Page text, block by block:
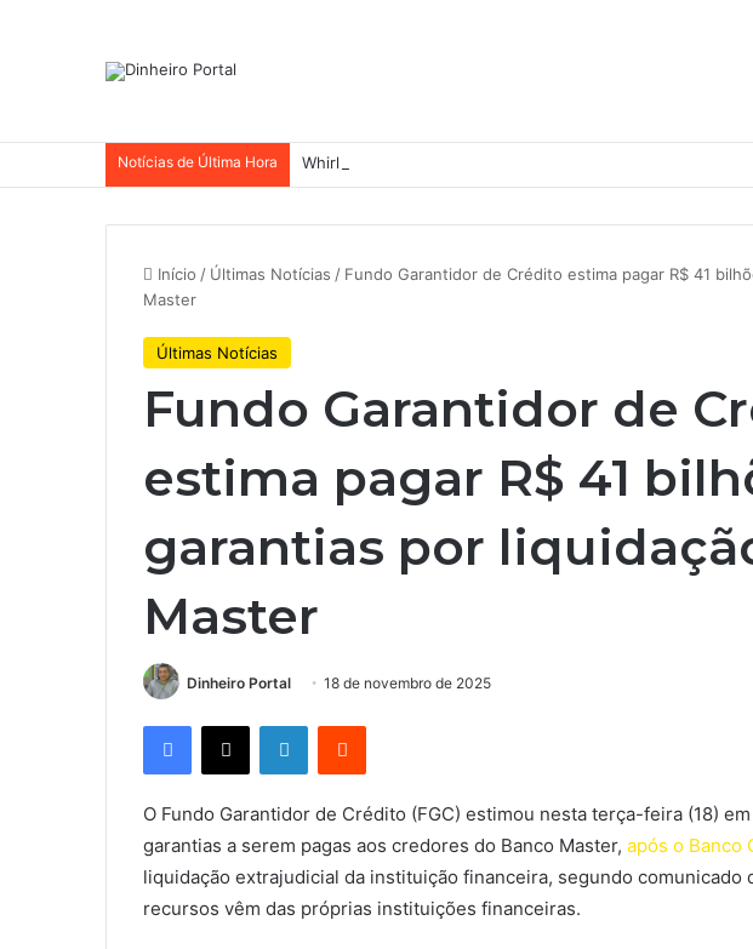
Notícias de Última Hora Whirlpool abandonou suas ambições globais. Agora
Início / Últimas Notícias / Fundo Garantidor de Crédito estima pagar R$ 41
Master
Últimas Notícias
Fundo Garantidor de
estima pagar R$ 41
garantias por
Master
Dinheiro Portal 18 de novembro de 2025
Facebook
X LinkedinReddit
O Fundo Garantidor de Crédito (FGC) estimou nesta terça-feira (18)
garantias a serem pagas aos credores do Banco Master, após o Banco
liquidação extrajudicial da instituição financeira, segundo comunicado
recursos vêm das próprias instituições financeiras.